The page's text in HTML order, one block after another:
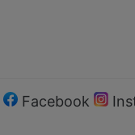
Facebook